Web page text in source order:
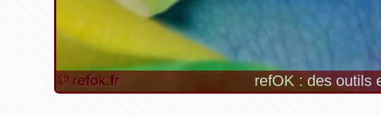
refOK : des outils